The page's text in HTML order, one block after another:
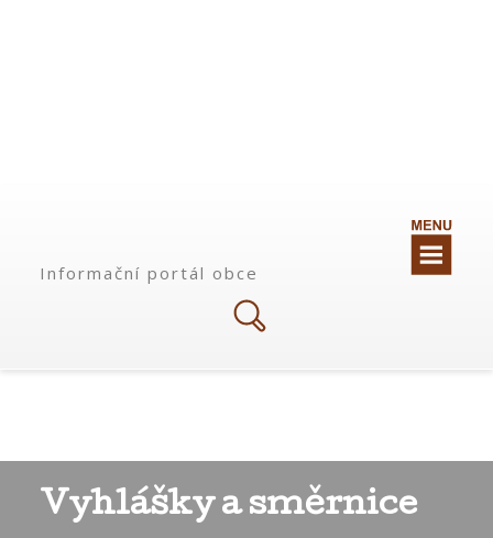
Informační portál obce
Vyhlášky a směrnice